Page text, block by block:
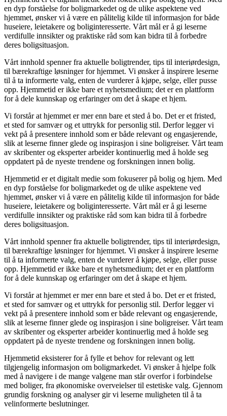
en dyp forståelse for boligmarkedet og de ulike aspektene ved
hjemmet, ønsker vi å være en pålitelig kilde til informasjon for både
huseiere, leietakere og boliginteresserte. Vårt mål er å gi leserne
verdifulle innsikter og praktiske råd som kan bidra til å forbedre
deres boligsituasjon.
Vårt innhold spenner fra aktuelle boligtrender, tips til interiørdesign,
til bærekraftige løsninger for hjemmet. Vi ønsker å inspirere leserne
til å ta informerte valg, enten de vurderer å kjøpe, selge, eller pusse
opp. Hjemmetid er ikke bare et nyhetsmedium; det er en plattform
for å dele kunnskap og erfaringer om det å skape et hjem.
Vi forstår at hjemmet er mer enn bare et sted å bo. Det er et fristed,
et sted for samvær og et uttrykk for personlig stil. Derfor legger vi
vekt på å presentere innhold som er både relevant og engasjerende,
slik at leserne finner glede og inspirasjon i sine boligreiser. Vårt team
av skribenter og eksperter arbeider kontinuerlig med å holde seg
oppdatert på de nyeste trendene og forskningen innen bolig.
Hjemmetid er et digitalt medie som fokuserer på bolig og hjem. Med
en dyp forståelse for boligmarkedet og de ulike aspektene ved
hjemmet, ønsker vi å være en pålitelig kilde til informasjon for både
huseiere, leietakere og boliginteresserte. Vårt mål er å gi leserne
verdifulle innsikter og praktiske råd som kan bidra til å forbedre
deres boligsituasjon.
Vårt innhold spenner fra aktuelle boligtrender, tips til interiørdesign,
til bærekraftige løsninger for hjemmet. Vi ønsker å inspirere leserne
til å ta informerte valg, enten de vurderer å kjøpe, selge, eller pusse
opp. Hjemmetid er ikke bare et nyhetsmedium; det er en plattform
for å dele kunnskap og erfaringer om det å skape et hjem.
Vi forstår at hjemmet er mer enn bare et sted å bo. Det er et fristed,
et sted for samvær og et uttrykk for personlig stil. Derfor legger vi
vekt på å presentere innhold som er både relevant og engasjerende,
slik at leserne finner glede og inspirasjon i sine boligreiser. Vårt team
av skribenter og eksperter arbeider kontinuerlig med å holde seg
oppdatert på de nyeste trendene og forskningen innen bolig.
Hjemmetid eksisterer for å fylle et behov for relevant og lett
tilgjengelig informasjon om boligmarkedet. Vi ønsker å hjelpe folk
med å navigere i de mange valgene man står overfor i forbindelse
med boliger, fra økonomiske overveielser til estetiske valg. Gjennom
grundig forskning og analyser gir vi leserne muligheten til å ta
velinformerte beslutninger.